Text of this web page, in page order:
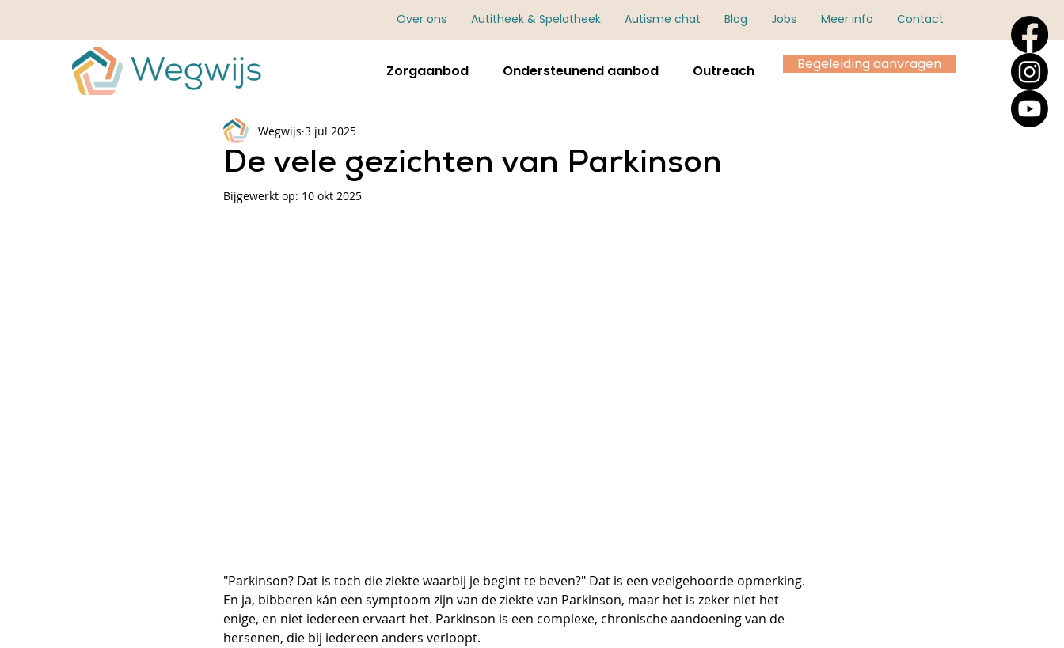
Over ons Autitheek & Spelotheek Autisme chat Blog Jobs Meer info Contact
Zorgaanbod Ondersteunend aanbod Outreach Begeleiding aanvragen
De vele gezichten van Parkinson
Wegwijs 3 jul 2025
Bijgewerkt op: 10 okt 2025
"Parkinson? Dat is toch die ziekte waarbij je begint te beven?" Dat is een veelgehoorde opmerking.
En ja, bibberen kán een symptoom zijn van de ziekte van Parkinson, maar het is zeker niet het
enige, en niet iedereen ervaart het. Parkinson is een complexe, chronische aandoening van de
hersenen, die bij iedereen anders verloopt.